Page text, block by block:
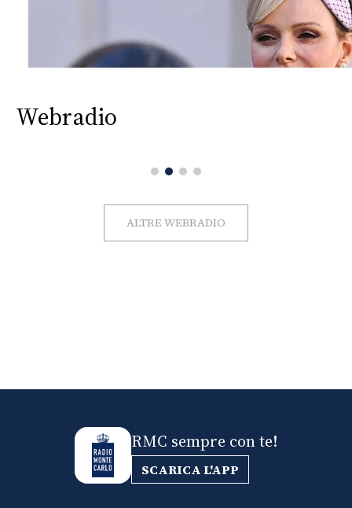
Webradio
ALTRE WEBRADIO
RMC sempre con te!
SCARICA L'APP